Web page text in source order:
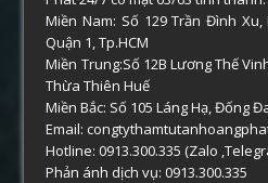
Miền Nam: Số 129 Trần Đình
Quận 1, Tp.HCM
Miền Trung:Số 12B Lương Thế
Thừa Thiên Huế
Miền Bắc: Số 105 Láng Hạ, Đống
Email:
Hotline: 0913.300.335 (Zalo
Phản ánh dịch vụ: 0913.300.335